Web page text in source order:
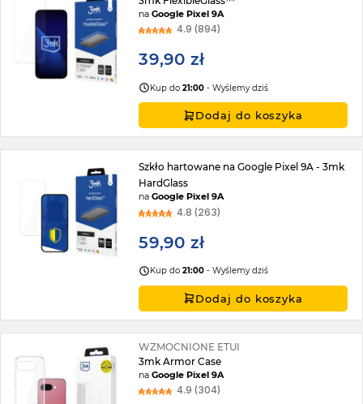
naGoogle Pixel 9A
4.9 (894)
39,90 zł
Kup do21:00 - Wyślemy dziś
Dodaj do koszyka
Szkło hartowane na Google Pixel 9A - 3mk
HardGlass
naGoogle Pixel 9A
4.8 (263)
59,90 zł
Kup do21:00 - Wyślemy dziś
Dodaj do koszyka
WZMOCNIONE ETUI
3mk Armor Case
naGoogle Pixel 9A
4.9 (304)